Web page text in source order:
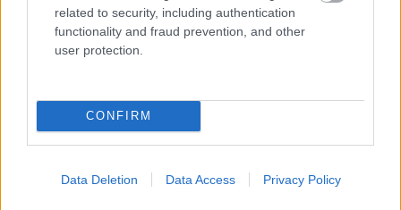
related to security, including authentication
functionality and fraud prevention, and other
user protection.
CONFIRM
Data Deletion Data Access Privacy Policy
Adja meg keresztnevét:
meg e-mail címét: